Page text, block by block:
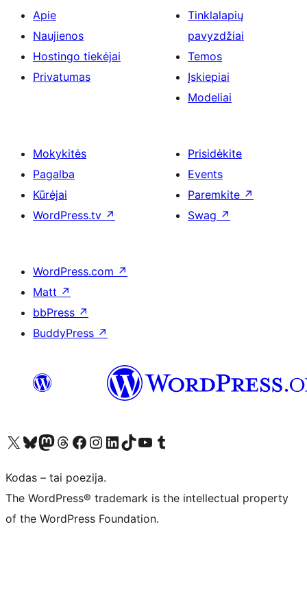
Apie
Naujienos
Hostingo tiekėjai
Privatumas
Tinklalapių
pavyzdžiai
Temos
Įskiepiai
Modeliai
Mokykitės
Pagalba
Kūrėjai
WordPress.tv ↗
Prisidėkite
Events
Paremkite ↗
Swag ↗
WordPress.com ↗
Matt ↗
bbPress ↗
BuddyPress ↗
Visit our X (formerly Twitter) account
Apsilankykite mūsų Bluesky paskyroje
Visit our Mastodon account
Apsilankykite mūsų Threads paskyroje
Visit our Facebook page
Visit our Instagram account
Visit our LinkedIn account
Apsilankykite mūsų TikTok paskyroje
Visit our YouTube channel
Apsilankykite mūsų Tumblr paskyroje
Kodas – tai poezija.
The WordPress® trademark is the intellectual property
of the WordPress Foundation.